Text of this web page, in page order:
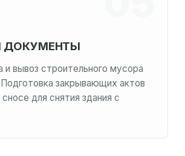
ДОКУМЕНТЫ
и вывоз строительного мусора
Подготовка закрывающих актов
для снятия здания с